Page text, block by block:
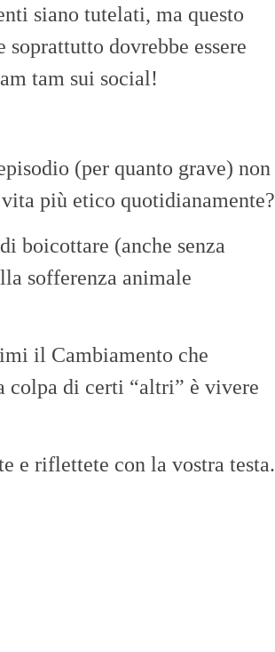
siano tutelati, ma questo
dovrebbe essere
tam sui social!
(per quanto grave) non
più etico quotidianamente?
boicottare (anche senza
sofferenza animale
il Cambiamento che
colpa di certi “altri” è vivere
e riflettete con la vostra testa.